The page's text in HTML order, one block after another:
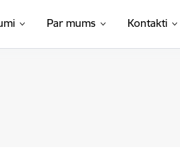
Par mums Kontakti